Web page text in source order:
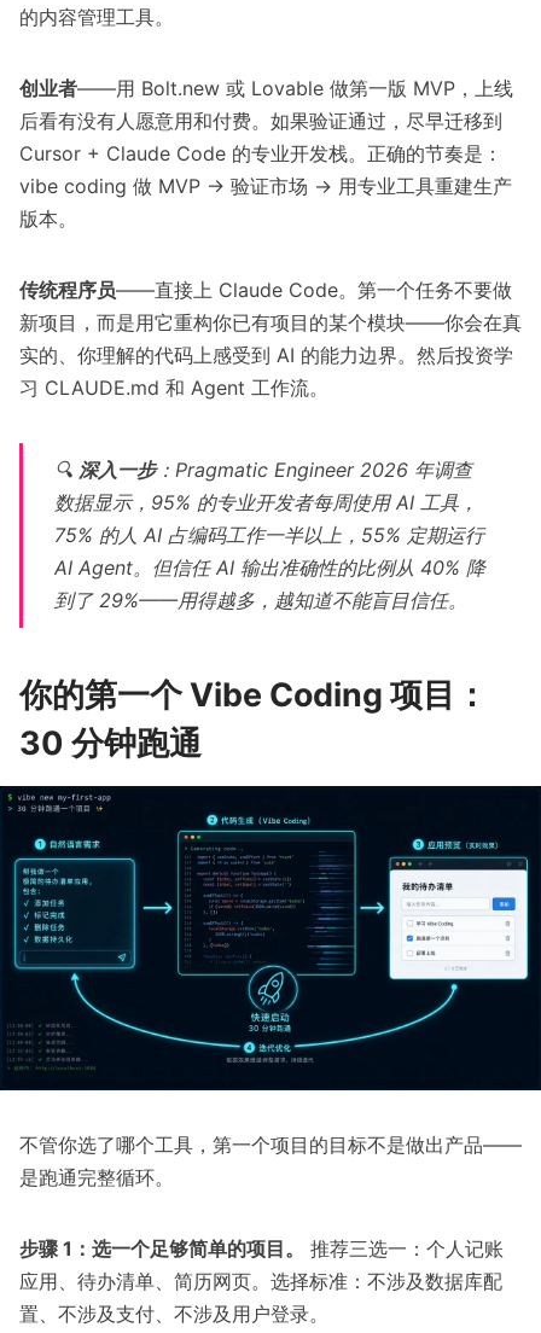
的内容管理工具。
创业者——用 Bolt.new 或 Lovable 做第一版 MVP，上线
后看有没有人愿意用和付费。如果验证通过，尽早迁移到
Cursor + Claude Code 的专业开发栈。正确的节奏是：
vibe coding 做 MVP → 验证市场 → 用专业工具重建生产
版本。
传统程序员——直接上 Claude Code。第一个任务不要做
新项目，而是用它重构你已有项目的某个模块——你会在真
实的、你理解的代码上感受到 AI 的能力边界。然后投资学
习 CLAUDE.md 和 Agent 工作流。
🔍 深入一步：Pragmatic Engineer 2026 年调查
数据显示，95% 的专业开发者每周使用 AI 工具，
75% 的人 AI 占编码工作一半以上，55% 定期运行
AI Agent。但信任 AI 输出准确性的比例从 40% 降
到了29%——用得越多，越知道不能盲目信任。
你的第一个 Vibe Coding 项目：
30 分钟跑通
不管你选了哪个工具，第一个项目的目标不是做出产品——
是跑通完整循环。
步骤 1：选一个足够简单的项目。
推荐三选一：个人记账
应用、待办清单、简历网页。选择标准：不涉及数据库配
置、不涉及支付、不涉及用户登录。